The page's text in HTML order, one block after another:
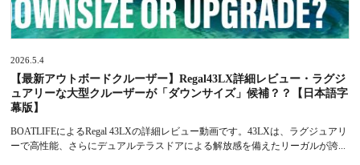
2026.5.4
【最新アウトボードクルーザー】Regal43LX詳細レビュー・ラグジ
ュアリーな大型クルーザーが「ダウンサイズ」候補？？【日本語字
幕版】
BOATLIFEによるRegal 43LXの詳細レビュー動画です。43LXは、ラグジュアリ
ーで高性能、さらにデュアルテラスドアによる解放感を備えたリーガルが誇...